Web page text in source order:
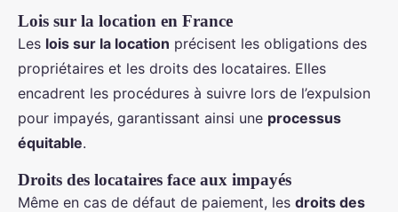
Lois sur la location en France
Les lois sur la location précisent les obligations des
propriétaires et les droits des locataires. Elles
encadrent les procédures à suivre lors de l’expulsion
pour impayés, garantissant ainsi une processus
équitable.
Droits des locataires face aux impayés
Même en cas de défaut de paiement, les droits des